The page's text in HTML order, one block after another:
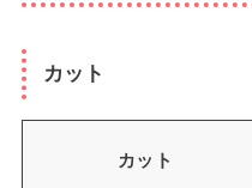
カット
カット